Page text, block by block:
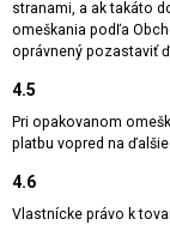
stranami, a ak takáto
omeškania podľa
oprávnený pozastaviť
4.5
Pri opakovanom
platbu vopred na ďalšie
4.6
Vlastnícke právo k